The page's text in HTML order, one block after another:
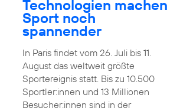
Technologien machen
Sport noch
spannender
In Paris findet vom 26. Juli bis 11.
August das weltweit größte
Sportereignis statt. Bis zu 10.500
Sportler:innen und 13 Millionen
Besucher:innen sind in der